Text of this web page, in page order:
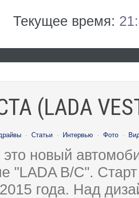
Текущее время:
(LADA
· Статьи · Интервью · Фото ·
новый
"LADA B/C".
года. Над